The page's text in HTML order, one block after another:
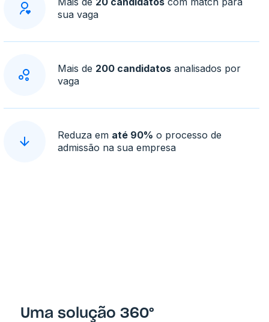
sua vaga
Mais de 200 candidatos analisados por
vaga
Reduza em até 90% o processo de
admissão na sua empresa
Uma solução 360°